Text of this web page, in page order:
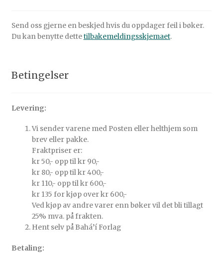
Send oss gjerne en beskjed hvis du oppdager feil i bøker.
Du kan benytte dettetilbakemeldingsskjemaet.
Betingelser
Levering:
Vi sender varene med Posten eller helthjem som
brev eller pakke.
Fraktpriser er:
kr 50,- opp til kr 90,-
kr 80,- opp til kr 400,-
kr 110,- opp til kr 600,-
kr 135 for kjøp over kr 600,-
Ved kjøp av andre varer enn bøker vil det bli tillagt
25% mva. på frakten.
Hent selv på Bahá’í Forlag
Betaling: